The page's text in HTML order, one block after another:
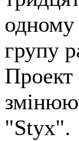
групу
Проект
"Styx".